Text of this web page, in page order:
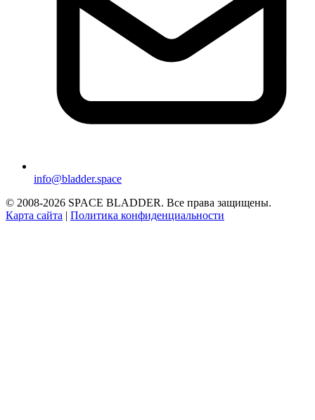
info@bladder.space
© 2008-2026 SPACE BLADDER. Все права защищены.
Карта сайта | Политика конфиденциальности